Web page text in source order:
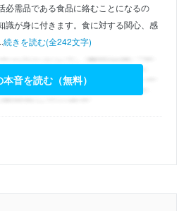
必需品である食品に絡むことになるの
識が身に付きます。食に対する関心、感
続きを読む(全242文字)
音を読む（無料）